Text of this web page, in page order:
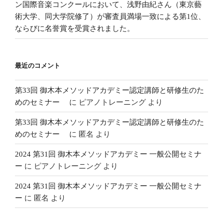
ン国際音楽コンクールにおいて、浅野由紀さん（東京藝
術大学、同大学院修了）が審査員満場一致による第1位、
ならびに名誉賞を受賞されました。
最近のコメント
第33回 御木本メソッドアカデミー認定講師と研修生のた
めのセミナー
に ピアノトレーニング より
第33回 御木本メソッドアカデミー認定講師と研修生のた
めのセミナー
に 匿名 より
2024 第31回 御木本メソッドアカデミー 一般公開セミナ
ー に ピアノトレーニング より
2024 第31回 御木本メソッドアカデミー 一般公開セミナ
ー に 匿名 より